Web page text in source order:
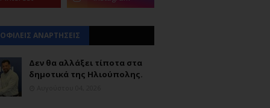
ΑΝΑΡΤΗΣΕΙΣ
Δεν θα αλλάξει τίποτα στα
δημοτικά της Ηλιούπολης.